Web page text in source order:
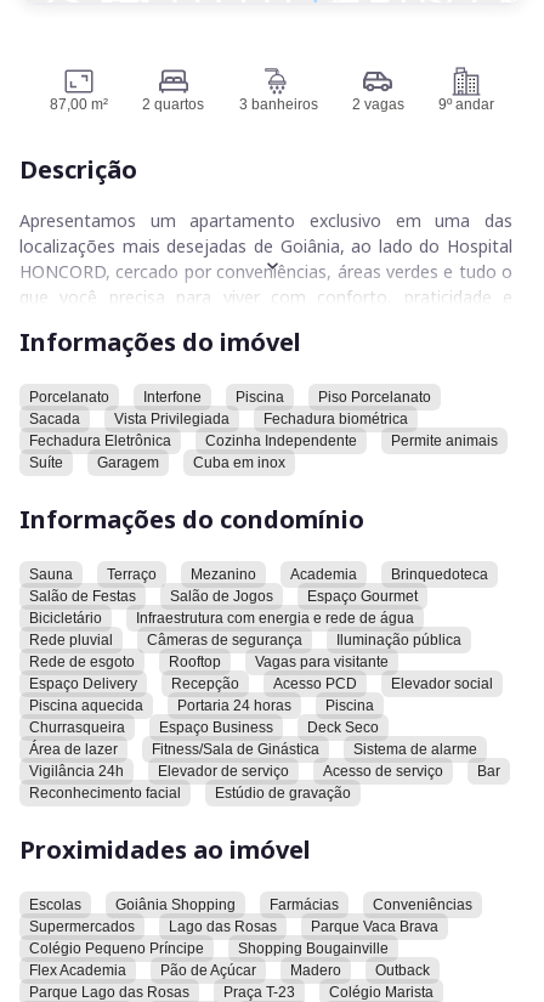
87,00 m² 2 quartos 3 banheiros 2 vagas 9º andar
Descrição
Apresentamos um apartamento exclusivo em uma das
localizações mais desejadas de Goiânia, ao lado do Hospital
HONCORD, cercado por conveniências, áreas verdes e tudo o
que você precisa para viver com conforto, praticidade e
oferecer funcionalidade e bem-estar. São 2 suítes plenas,
ambientes amplos e bem distribuídos, além de 3 banheiros,
acabamento em porcelanato, cozinha independente e uma
agradável sacada com vista privilegiada. A unidade conta
em inox, vaga de garagem e é pet friendly.
O condomínio é um verdadeiro clube residencial, oferecendo
uma estrutura completa de lazer, segurança e conveniência:
✔ Piscina aquecida e rooftop panorâmico
✔ Academia completa e sala de ginástica
✔ Sauna, deck seco e área de lazer
✔ Espaço gourmet, churrasqueira e bar
✔ Salão de festas e salão de jogos
✔ Brinquedoteca e espaço para crianças
✔ Espaço business e estúdio de gravação
✔ Recepção elegante e vagas para visitantes
alarme e reconhecimento facial
✔ Elevadores social e de serviço
✔ Acessibilidade para pessoas com deficiência
Informações do imóvel
Porcelanato Interfone Piscina
Piso Porcelanato
Sacada
Vista Privilegiada
Fechadura biométrica
Fechadura Eletrônica
Cozinha Independente
Permite animais
Suíte
Garagem Cuba em inox
Informações do condomínio
Sauna Terraço Mezanino Academia
Brinquedoteca
Salão de Festas
Salão de Jogos
Espaço Gourmet
Bicicletário
Infraestrutura com energia e rede de água
Rede pluvial
Câmeras de segurança
Iluminação pública
Rede de esgoto
Rooftop
Vagas para visitante
Espaço Delivery
Recepção Acesso PCD
Elevador social
Piscina aquecida
Portaria 24 horas
Piscina
Churrasqueira
Espaço Business
Deck Seco
Área de lazer
Fitness/Sala de Ginástica
Sistema de alarme
Vigilância 24h
Elevador de serviço Acesso de serviço
Bar
Reconhecimento facial
Estúdio de gravação
Proximidades ao imóvel
Escolas Goiânia Shopping Farmácias
Conveniências
Supermercados
Lago das Rosas
Parque Vaca Brava
Colégio Pequeno Príncipe
Shopping Bougainville
Flex Academia
Pão de Açúcar Madero
Outback
Parque Lago das Rosas
Praça T-23
Colégio Marista